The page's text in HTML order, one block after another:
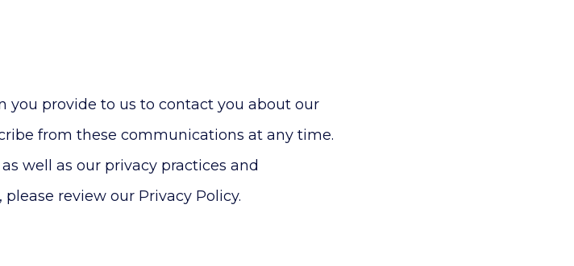
you provide to us to contact you about our
from these communications at any time.
well as our privacy practices and
review our Privacy Policy.